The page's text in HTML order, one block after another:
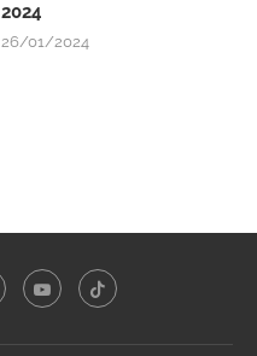
2024
26/01/2024